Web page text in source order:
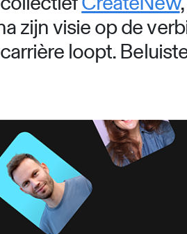
zijn visie op de
loopt.